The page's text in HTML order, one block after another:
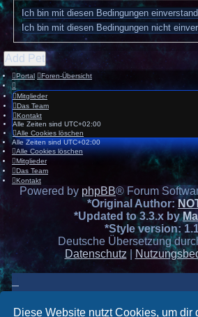
Diese Website nutzt Cookies, um dir
Add Pet
Portal Foren-Übersicht
Mitglieder
Das Team
Kontakt
Alle Zeiten sind UTC+02:00
Alle Cookies löschen
Alle Zeiten sindUTC+02:00
Alle Cookies löschen
Mitglieder
Das Team
Kontakt
Powered by phpBB® Forum
*Original Author:
*Updated to 3.3.x by
*Style version:
Deutsche Übersetzung
Datenschutz